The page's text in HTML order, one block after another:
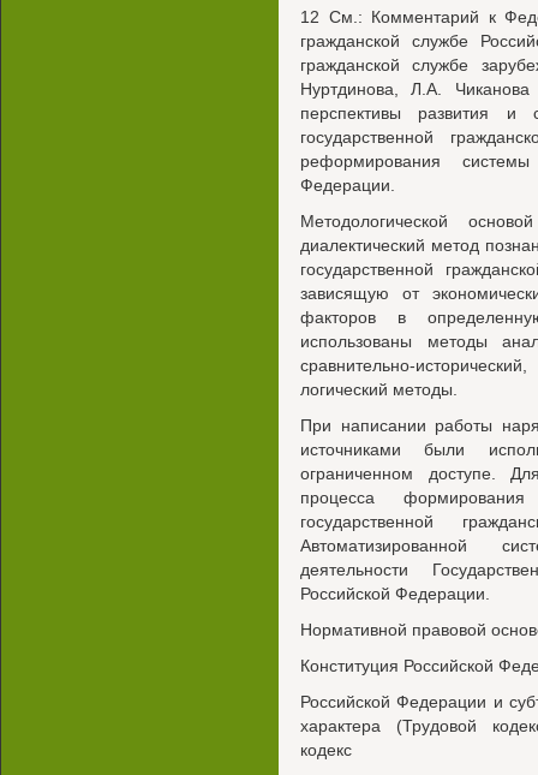
12 См.: Комментарий к
гражданской службе
гражданской службе
Нуртдинова, Л.А.
перспективы развития и
государственной
реформирования
Федерации.
Методологической
диалектический метод
государственной
зависящую от
факторов в
использованы методы
сравнительно-
логический методы.
При написании работы
источниками были
ограниченном доступе.
процесса
государственной
Автоматизированной
деятельности
Российской Федерации.
Нормативной правовой
Конституция Российской
Российской Федерации и
характера (Трудовой
кодекс